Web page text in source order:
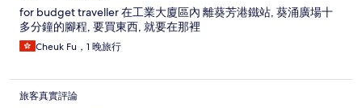
for budget traveller 在工業大廈區內 離葵芳港鐵站, 葵涌廣場十
多分鐘的腳程, 要買東西, 就要在那裡
Cheuk Fu，1 晚旅行
旅客真實評論